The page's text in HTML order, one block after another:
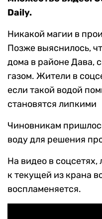
Daily.
Никакой магии в
Позже выяснилось,
дома в районе Дава,
газом. Жители в
если такой водой
становятся липкими
Чиновникам
воду для решения
На видео в
к текущей из крана
воспламеняется.